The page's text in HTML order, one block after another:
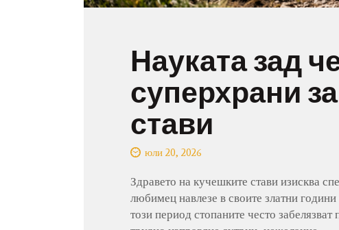
Науката зад
суперхрани
стави
юли 20, 2026
Здравето на кучешките стави изисква
любимец навлезе в своите златни
този период стопаните често